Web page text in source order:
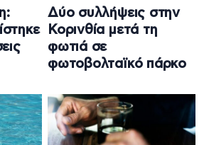
Δύο συλλήψεις στην
Κορινθία μετά τη
φωτιά σε
φωτοβολταϊκό πάρκο